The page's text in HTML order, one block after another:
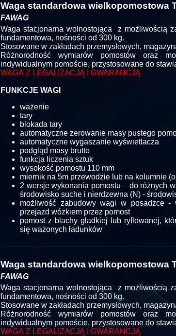
Waga standardowa wielkopomostowa
FAWAG
Waga stacjonarna wolnostojąca z możliwością
fundamentowa, nośności od 300 kg.
Stosowane w zakładach przemysłowych,
Różnorodność wymiarów pomostów oraz
indywidualnym pomoście, przystosowane do
WAGA Z LEGALIZACJĄ I GWARANCJĄ
FUNKCJE WAGI
ważenie
tary
blokada tary
automatyczne zerowanie masy pustego
automatyczne wygaszanie wyświetlacza
podgląd masy brutto
funkcja liczenia sztuk
wysokość pomostu 110 mm
miernik na 5m przewodzie lub na kolumnie
2 wersje wykonania pomostu – do różnych
środowisko suche i nierdzewna (N) -
możliwość zabudowy wagi w posadzce -
przejazd wózkiem przez pomost
pomost z blachy gładkiej lub ryflowanej,
się ważonych ładunków
Waga standardowa wielkopomostowa
FAWAG
Waga stacjonarna wolnostojąca z możliwością
fundamentowa, nośności od 300 kg.
Stosowane w zakładach przemysłowych,
Różnorodność wymiarów pomostów oraz
indywidualnym pomoście, przystosowane do
WAGA Z LEGALIZACJĄ I GWARANCJĄ